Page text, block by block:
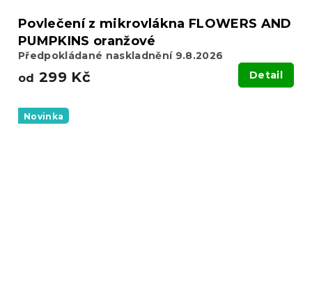
Povlečení z mikrovlákna FLOWERS AND
PUMPKINS oranžové
Předpokládané naskladnění 9.8.2026
od 299 Kč Detail
Novinka